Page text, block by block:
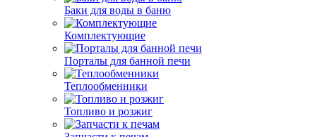
Баки для воды в баню
Комплектующие
Порталы для банной печи
Теплообменники
Топливо и розжиг